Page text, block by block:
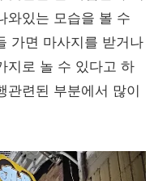
와있는 모습을 볼 수
가면 마사지를 받거나
지로 놀 수 있다고 하
관련된 부분에서 많이